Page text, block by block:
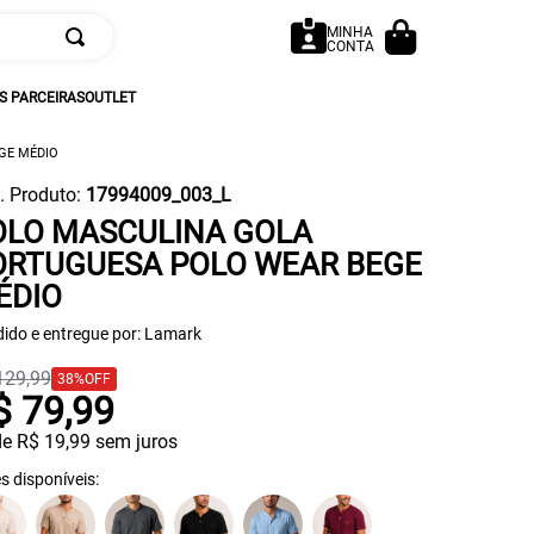
MINHA
CONTA
PARCEIRASOUTLET
MÉDIO
Produto: 17994009_003_L
MASCULINA GOLA
POLO WEAR BEGE
e entregue por: Lamark
,99 38%OFF
79,99
R$ 19,99 sem juros